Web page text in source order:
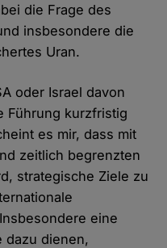
die Frage des
insbesondere die
Uran.
oder Israel davon
Führung kurzfristig
es mir, dass mit
zeitlich begrenzten
strategische Ziele zu
eine
dazu dienen,